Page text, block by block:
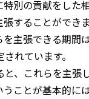
別の貢献をした
することができま
を主張できる期間
れています。
と、これらを主張
ことが基本的に